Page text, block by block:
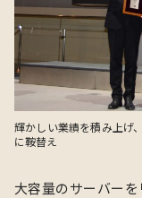
輝かしい業績を積み上げ
に鞍替え
大容量のサーバーを